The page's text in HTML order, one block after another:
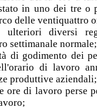
in uno dei tre o
delle ventiquattro
ulteriori diversi
settimanale normale;
di godimento dei
di lavoro
produttive aziendali;
ore di lavoro perse